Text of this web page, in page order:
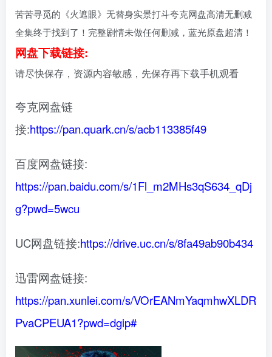
苦苦寻觅的《火遮眼》无替身实景打斗夸克网盘高清无删减
全集终于找到了！完整剧情未做任何删减，蓝光原盘超清！
网盘下载链接:
请尽快保存，资源内容敏感，先保存再下载手机观看
夸克网盘链
接:https://pan.quark.cn/s/acb113385f49
百度网盘链接:
https://pan.baidu.com/s/1Fl_m2MHs3qS634_qDj
g?pwd=5wcu
UC网盘链接:https://drive.uc.cn/s/8fa49ab90b434
迅雷网盘链接:
https://pan.xunlei.com/s/VOrEANmYaqmhwXLDR
PvaCPEUA1?pwd=dgip#